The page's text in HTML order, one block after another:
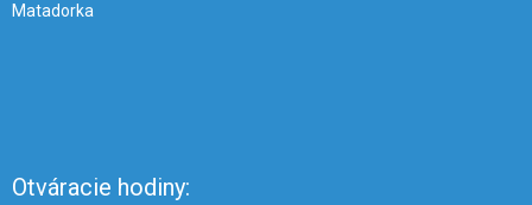
Matadorka
Otváracie hodiny: